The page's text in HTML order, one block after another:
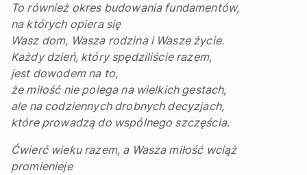
To również okres budowania fundamentów,
na których opiera się
Wasz dom, Wasza rodzina i Wasze życie.
Każdy dzień, który spędziliście razem,
jest dowodem na to,
że miłość nie polega na wielkich gestach,
ale na codziennych drobnych decyzjach,
które prowadzą do wspólnego szczęścia.
Ćwierć wieku razem, a Wasza miłość wciąż
promienieje